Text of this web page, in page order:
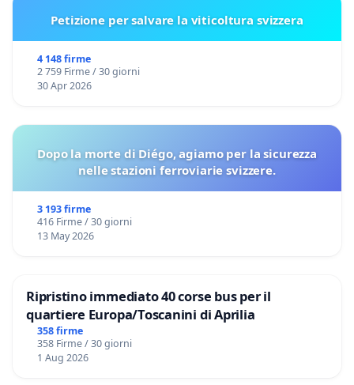
Petizione per salvare la viticoltura svizzera
4 148 firme
2 759 Firme / 30 giorni
30 Apr 2026
Dopo la morte di Diégo, agiamo per la sicurezza
nelle stazioni ferroviarie svizzere.
3 193 firme
416 Firme / 30 giorni
13 May 2026
Ripristino immediato 40 corse bus per il
quartiere Europa/Toscanini di Aprilia
358 firme
358 Firme / 30 giorni
1 Aug 2026